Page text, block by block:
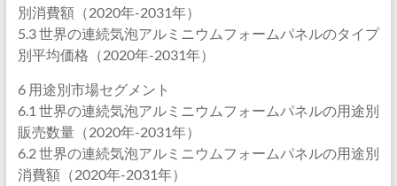
別消費額（2020年-2031年）
5.3 世界の連続気泡アルミニウムフォームパネルのタイプ
別平均価格（2020年-2031年）
6 用途別市場セグメント
6.1 世界の連続気泡アルミニウムフォームパネルの用途別
販売数量（2020年-2031年）
6.2 世界の連続気泡アルミニウムフォームパネルの用途別
消費額（2020年-2031年）